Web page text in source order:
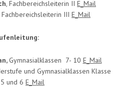
, Fachbereichsleiterin II E_Mail
Fachbereichsleiterin III E_Mail
Gymnasialklassen 7- 10 E_Mail
und Gymnasialklassen Klasse
5 und 6 E_Mail